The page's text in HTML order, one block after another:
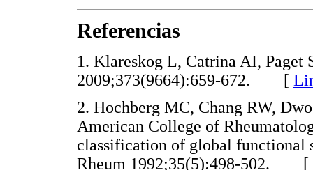
Referencias
1. Klareskog L, Catrina AI, Paget
2009;373(9664):659-672. [
2. Hochberg MC, Chang RW,
American College of
classification of global functional
Rheum 1992;35(5):498-502. [